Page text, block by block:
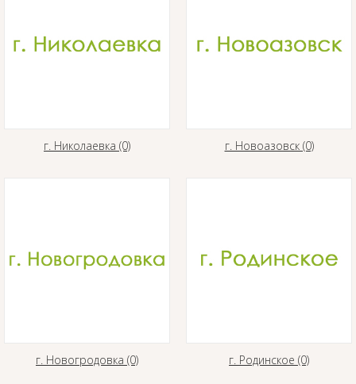
г. Николаевка (0) г. Новоазовск (0)
г. Новогродовка (0) г. Родинское (0)